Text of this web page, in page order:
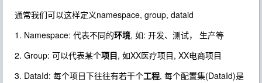
通常我们可以这样定义namespace, group, dataid
1. Namespace: 代表不同的环境, 如: 开发、测试， 生产等
2. Group: 可以代表某个项目, 如XX医疗项目, XX电商项目
3. DataId: 每个项目下往往有若干个工程, 每个配置集(DataId)是